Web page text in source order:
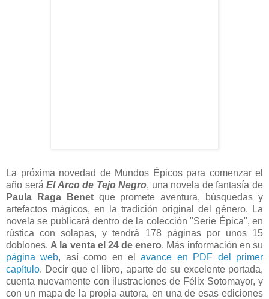
La próxima novedad de Mundos Épicos para comenzar el
año seráEl Arco de Tejo Negro, una novela de fantasía de
Paula Raga Benetque promete aventura, búsquedas y
artefactos mágicos, en la tradición original del género. La
novela se publicará dentro de la colección "Serie Épica", en
rústica con solapas, y tendrá 178 páginas por unos 15
doblones. A la venta el 24 de enero. Más información en su
página web, así como en elavance en PDF del primer
capítulo. Decir que el libro, aparte de su excelente portada,
cuenta nuevamente con ilustraciones de Félix Sotomayor, y
con un mapa de la propia autora, en una de esas ediciones